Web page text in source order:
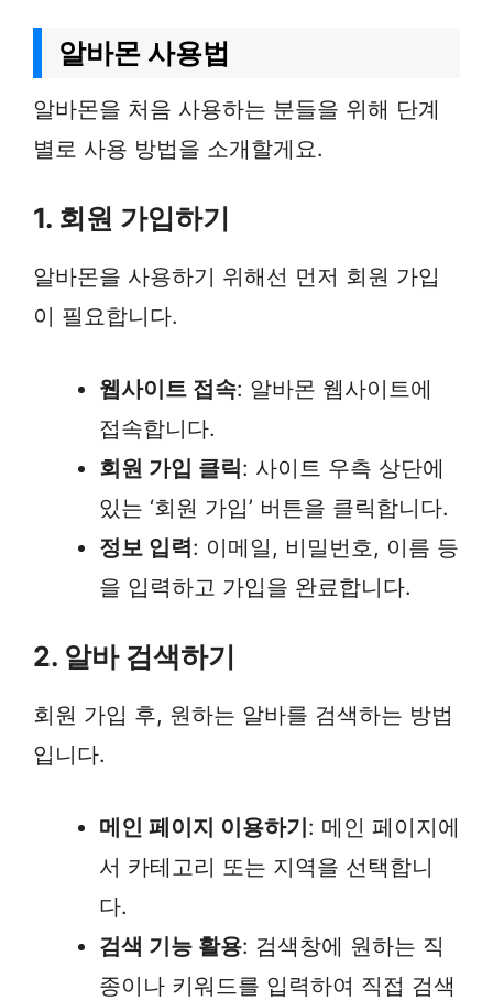
알바몬 사용법
알바몬을 처음 사용하는 분들을 위해 단계
별로 사용 방법을 소개할게요.
1. 회원 가입하기
알바몬을 사용하기 위해선 먼저 회원 가입
이 필요합니다.
웹사이트 접속: 알바몬 웹사이트에
접속합니다.
회원 가입 클릭: 사이트 우측 상단에
있는 ‘회원 가입’ 버튼을 클릭합니다.
정보 입력: 이메일, 비밀번호, 이름 등
을 입력하고 가입을 완료합니다.
2. 알바 검색하기
회원 가입 후, 원하는 알바를 검색하는 방법
입니다.
메인 페이지 이용하기: 메인 페이지에
서 카테고리 또는 지역을 선택합니
다.
검색 기능 활용: 검색창에 원하는 직
종이나 키워드를 입력하여 직접 검색